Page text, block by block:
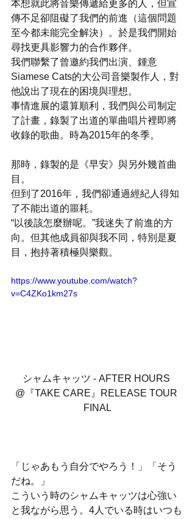
本想就此將音樂傳遞給更多的人，但宣
傳不足卻阻礙了我們的前進（這個問題
至今都未能完全解決）。於是我們開始
尋找更具影響力的合作夥伴。
我們聯繫了曾邀約我們出演、鍾意
Siamese Cats的大公司音樂製作人，對
他說出了現在的困境與理想。
事情進展的還算順利，我們與公司制定
了計畫，錄製了出道的單曲唱片裡即將
收錄的歌曲。時為2015年的冬季。
那時，錄製的是《早安》與另外幾首曲
目。
但到了2016年，我們卻通過經紀人得知
了不能出道的噩耗。
“以後該怎麼辦呢。”我迷失了前進的方
向。但其他成員卻與我不同，特別是夏
目，抱持著積極與樂觀。
https://www.youtube.com/watch?
v=C4ZKo1km27s
シャムキャッツ - AFTER HOURS
@『TAKE CARE』RELEASE TOUR
FINAL
「じゃあもう自分でやろう！」「そう
だね。」
こういう時のシャムキャッツは心強い
と我ながら思う。4人でいる時はいつも